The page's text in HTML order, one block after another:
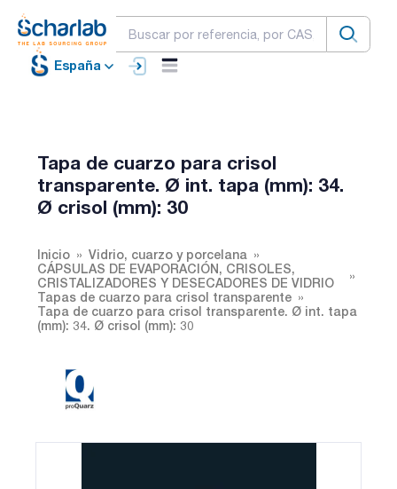
España
Tapa de cuarzo para crisol
transparente. Ø int. tapa (mm): 34.
Ø crisol (mm): 30
Inicio
Vidrio, cuarzo y porcelana
CÁPSULAS DE EVAPORACIÓN, CRISOLES,
CRISTALIZADORES Y DESECADORES DE VIDRIO
Tapas de cuarzo para crisol transparente
Tapa de cuarzo para crisol transparente. Ø int. tapa
(mm): 34. Ø crisol (mm): 30